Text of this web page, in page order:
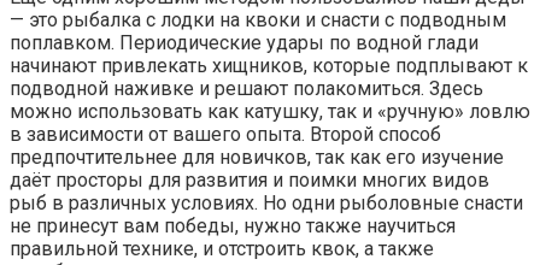
— это рыбалка с лодки на квоки и снасти с подводным
поплавком. Периодические удары по водной глади
начинают привлекать хищников, которые подплывают к
подводной наживке и решают полакомиться. Здесь
можно использовать как катушку, так и «ручную» ловлю
в зависимости от вашего опыта. Второй способ
предпочтительнее для новичков, так как его изучение
даёт просторы для развития и поимки многих видов
рыб в различных условиях. Но одни рыболовные снасти
не принесут вам победы, нужно также научиться
правильной технике, и отстроить квок, а также